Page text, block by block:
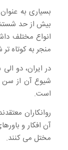
بسیاری به
بیش از حد
انواع مختلف
منجر به کوتاه
در ایران، دو
شیوع آن از سن
است.
روانکاران
آن افکار و
مختل می کنند.